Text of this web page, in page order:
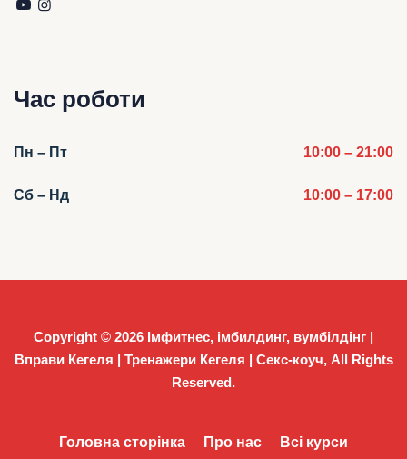
Час роботи
Пн – Пт 10:00 – 21:00
Сб – Нд 10:00 – 17:00
Copyright © 2026 Імфитнес, імбилдинг, вумбілдінг |
Вправи Кегеля | Тренажери Кегеля | Секс-коуч, All Rights
Reserved.
Головна сторінка Про нас Всі курси